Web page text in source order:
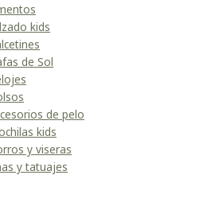
kids
de Sol
de pelo
kids
y viseras
y tatuajes